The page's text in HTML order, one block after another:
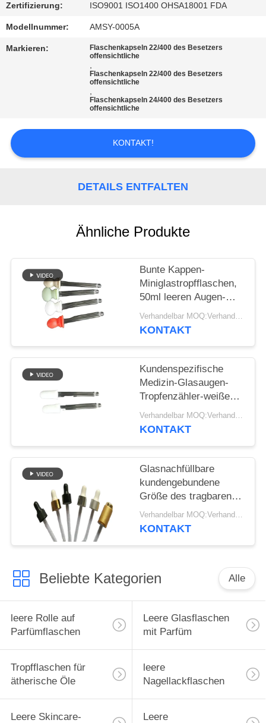
KONTAKT
MIT
NACHRICHT
FÄLLE
ANFORDERN
PRIVACY
POLICY
Zertifizierung: ISO9001 ISO1400 OHSA18001 FDA
Modellnummer: AMSY-0005A
Markieren:
Flaschenkapseln 22/400 des Besetzers
offensichtliche
,
Flaschenkapseln 22/400 des Besetzers
offensichtliche
,
Flaschenkapseln 24/400 des Besetzers
offensichtliche
KONTAKT!
DETAILS ENTFALTEN
Ähnliche Produkte
Bunte Kappen-
Miniglastropfflaschen,
50ml leeren Augen-
Tropfen-Flaschen
Verhandelbar MOQ:Verhandelbar
KONTAKT
Kundenspezifische
Medizin-Glasaugen-
Tropfenzähler-weiße
Spitze 30ml 50ml für
flüssige Lieferung
Verhandelbar MOQ:Verhandelbar
KONTAKT
Glasnachfüllbare
kundengebundene
Größe des tragbaren
ätherischen Öls des
tropfenzähler-30ml
Verhandelbar MOQ:Verhandelbar
KONTAKT
Beliebte Kategorien Alle
leere Rolle auf
Parfümflaschen
Leere Glasflaschen
mit Parfüm
Tropfflaschen für
ätherische Öle
leere
Nagellackflaschen
Leere Skincare- Leere